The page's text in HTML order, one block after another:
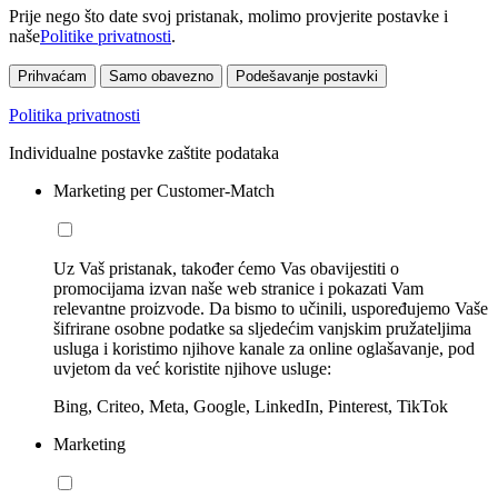
Prije nego što date svoj pristanak, molimo provjerite postavke i
našePolitike privatnosti.
Prihvaćam Samo obavezno Podešavanje postavki
Politika privatnosti
Individualne postavke zaštite podataka
Marketing per Customer-Match
Uz Vaš pristanak, također ćemo Vas obavijestiti o
promocijama izvan naše web stranice i pokazati Vam
relevantne proizvode. Da bismo to učinili, uspoređujemo Vaše
šifrirane osobne podatke sa sljedećim vanjskim pružateljima
usluga i koristimo njihove kanale za online oglašavanje, pod
uvjetom da već koristite njihove usluge:
Bing, Criteo, Meta, Google, LinkedIn, Pinterest, TikTok
Marketing